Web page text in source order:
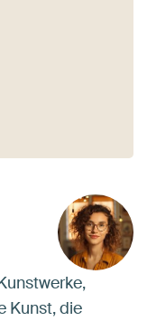
Kunst, die